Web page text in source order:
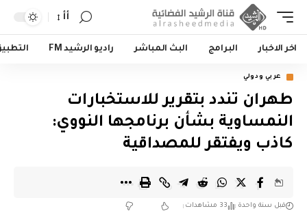
أأ
اخر الاخبار البرامج البث المباشر راديو الرشيد FM
عربي ودولي
طهران تندد بتقرير للاستخبارات
النمساوية بشأن برنامجها النووي:
كاذب ويفتقر للمصداقية
قبل سنة واحدة 33 مشاهدات